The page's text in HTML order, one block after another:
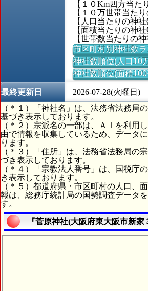
【１０Km四方当た
【１０万世帯当た
【人口当たりの神
【面積当たりの神
【世帯数当たりの
市区町村別神社数
神社数順位(人口10
神社数順位(面積
最終更新日
2026-07-28(火曜日)
（＊１）「神社名」は、法務省法務局
基づき表示しております。
（＊２）宗派名の一部は、ＡＩを利用
由で情報を収集しているため、データ
ります。
（＊３）「住所」は、法務省法務局の
づき表示しております。
（＊４）「宗教法人番号」は、国税庁
き表示しております。
（＊５）都道府県・市区町村の人口、
報は、総務庁統計局の国勢調査データ
す。
『菅原神社(大阪府東大阪市新